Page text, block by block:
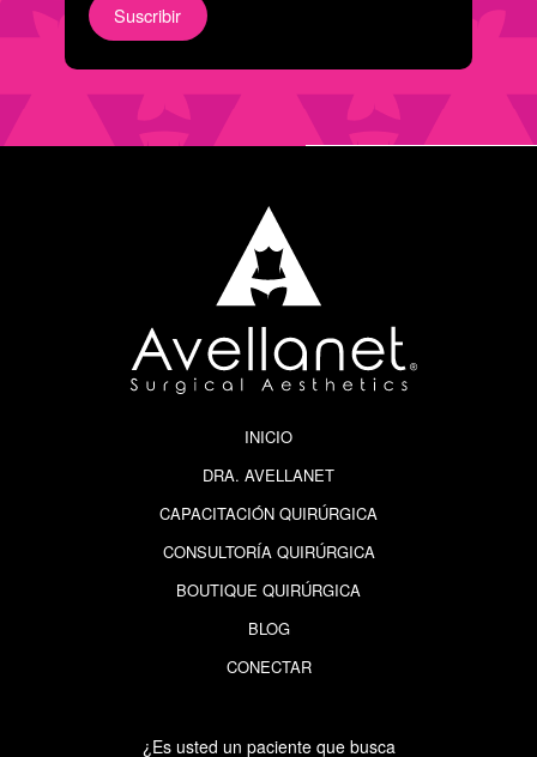
Suscribir
INICIO
DRA. AVELLANET
CAPACITACIÓN QUIRÚRGICA
CONSULTORÍA QUIRÚRGICA
BOUTIQUE QUIRÚRGICA
BLOG
CONECTAR
¿Es usted un paciente que busca